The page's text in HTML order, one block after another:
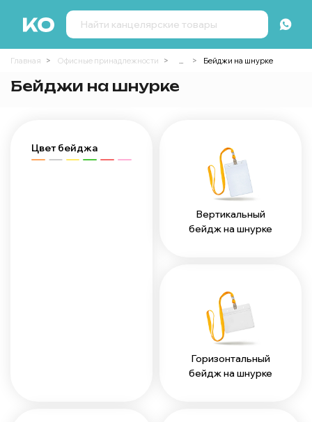
Главная Офисные принадлежности ... Бейджи на шнурке
Бейджи на шнурке
Цвет бейджа
Вертикальный
бейдж на шнурке
Горизонтальный
бейдж на шнурке